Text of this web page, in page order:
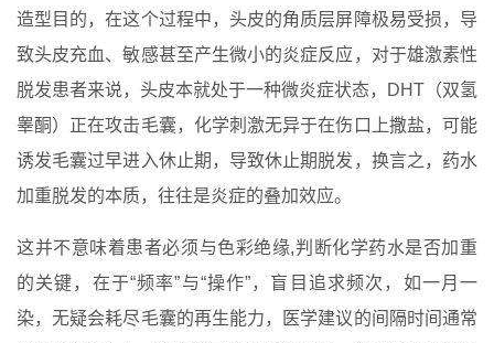
造型目的，在这个过程中，头皮的角质层屏障极易受损，导
致头皮充血、敏感甚至产生微小的炎症反应，对于雄激素性
脱发患者来说，头皮本就处于一种微炎症状态，DHT（双氢
睾酮）正在攻击毛囊，化学刺激无异于在伤口上撒盐，可能
诱发毛囊过早进入休止期，导致休止期脱发，换言之，药水
加重脱发的本质，往往是炎症的叠加效应。
这并不意味着患者必须与色彩绝缘,判断化学药水是否加重
的关键，在于“频率”与“操作”，盲目追求频次，如一月一
染，无疑会耗尽毛囊的再生能力，医学建议的间隔时间通常